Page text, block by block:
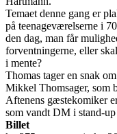
Temaet denne gang er
på teenageværelserne i
den dag, man får
forventningerne, eller
i mente?
Thomas tager en snak
Mikkel Thomsager, som
Aftenens gæstekomiker
som vandt DM i stand-
Billet